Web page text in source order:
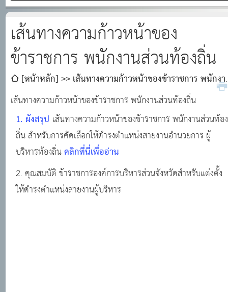
เส้นทางความก้าวหน้าของ
ข้าราชการ พนักงานส่วนท้องถิ่น
[หน้าหลัก]
เส้นทางความก้าวหน้าของข้าราชการ พนักง
ส่วนท้องถิ่น
เส้นทางความก้าวหน้าของข้าราชการ พนักงานส่วนท้องถิ่น
1. ผังสรุป เส้นทางความก้าวหน้าของข้าราชการ พนักงานส่วนท้อง
ถิ่น สำหรับการคัดเลือกให้ดำรงตำแหน่งสายงานอำนวยการ ผู้
บริหารท้องถิ่นคลิกที่นี่เพื่ออ่าน
2. คุณสมบัติ ข้าราชการองค์การบริหารส่วนจังหวัดสำหรับแต่งตั้ง
ให้ดำรงตำแหน่งสายงานผู้บริหาร